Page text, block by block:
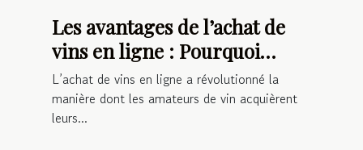
Les avantages de l’achat de
vins en ligne : Pourquoi
opter pour cette méthode ?
L’achat de vins en ligne a révolutionné la
manière dont les amateurs de vin acquièrent
leurs...